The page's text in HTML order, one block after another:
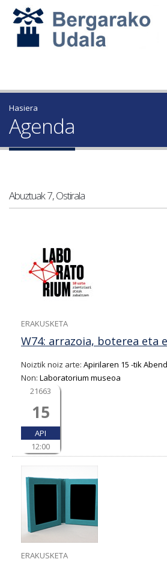
Hasiera
Agenda
Abuztuak 7, Ostirala
ERAKUSKETA
W74: arrazoia, boterea eta
Noiztik noiz arte: Apirilaren 15 -tik
Non: Laboratorium museoa
21663
15
API
12:00
ERAKUSKETA